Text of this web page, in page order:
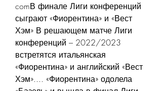
comВ финале Лиги конференций
сыграют «Фиорентина» и «Вест
Хэм» В решающем матче Лиги
конференций – 2022/2023
встретятся итальянская
«Фиорентина» и английский «Вест
Хэм».... «Фиорентина» одолела